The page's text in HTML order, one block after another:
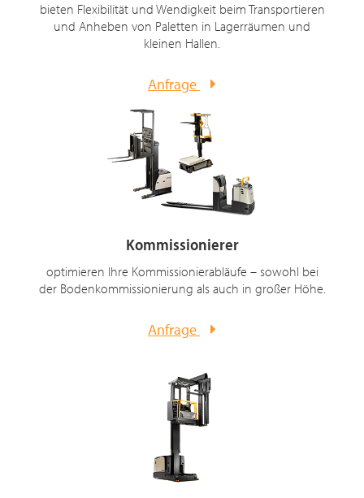
bieten Flexibilität und Wendigkeit beim Transportieren
und Anheben von Paletten in Lagerräumen und
kleinen Hallen.
Anfrage
Kommissionierer
optimieren Ihre Kommissionierabläufe – sowohl bei
der Bodenkommissionierung als auch in großer Höhe.
Anfrage